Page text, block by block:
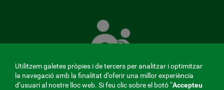
Mútua
que
de
tu
Utilitzem galetes pròpies i de tercers per analitzar i optimitzar
la navegació amb la finalitat d’oferir una millor experiència
d’usuari al nostre lloc web. Si feu clic sobre el botó “Accepteu